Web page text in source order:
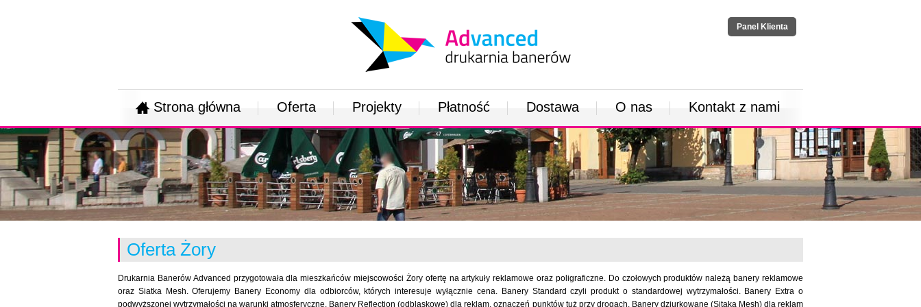
Panel Klienta
Strona główna Oferta Projekty Płatność Dostawa O nas Kontakt z nami
Oferta Żory
Drukarnia Banerów Advanced przygotowała dla mieszkańców miejscowości Żory ofertę na artykuły reklamowe oraz poligraficzne. Do czołowych produktów należą banery reklamowe
oraz Siatka Mesh. Oferujemy Banery Economy dla odbiorców, których interesuje wyłącznie cena. Banery Standard czyli produkt o standardowej wytrzymałości. Banery Extra o
podwyższonej wytrzymałości na warunki atmosferyczne. Banery Reflection (odblaskowe) dla reklam, oznaczeń punktów tuż przy drogach. Banery dziurkowane (Sitaka Mesh) dla reklam